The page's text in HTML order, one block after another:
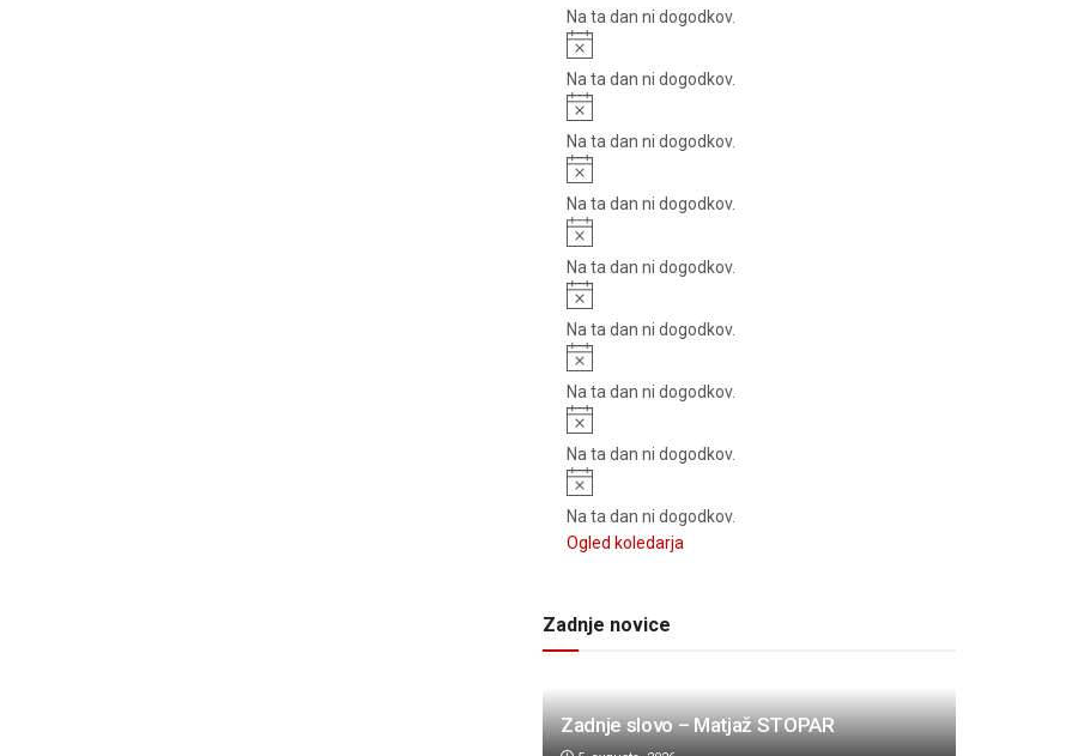
Na ta dan ni dogodkov.
Notice
Na ta dan ni dogodkov.
Notice
Na ta dan ni dogodkov.
Notice
Na ta dan ni dogodkov.
Notice
Na ta dan ni dogodkov.
Notice
Na ta dan ni dogodkov.
Notice
Na ta dan ni dogodkov.
Notice
Na ta dan ni dogodkov.
Notice
Na ta dan ni dogodkov.
Ogled koledarja
Zadnje novice
Zadnje slovo – Matjaž STOPAR